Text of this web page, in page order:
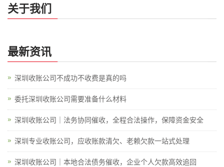
关于我们
最新资讯
深圳收账公司不成功不收费是真的吗
委托深圳收账公司需要准备什么材料
深圳收账公司｜法务协同催收，全程合法操作，保障资金安全
深圳专业收账公司，应收账款清欠、老赖欠款一站式处理
深圳收账公司｜本地合法债务催收，企业个人欠款高效追回